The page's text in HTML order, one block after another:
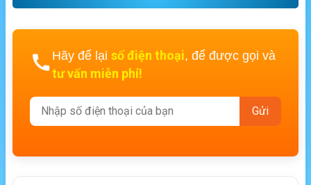
Hãy để lại số điện thoại, để được gọi và
tư vấn miễn phí!